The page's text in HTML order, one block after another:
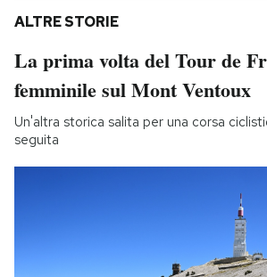
ALTRE STORIE
La prima volta del Tour de
femminile sul Mont Ventoux
Un'altra storica salita per una corsa
seguita